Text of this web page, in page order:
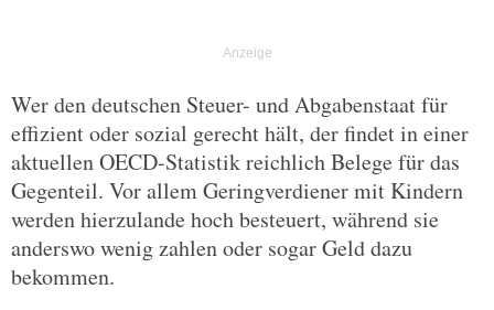
Wer den deutschen Steuer- und Abgabenstaat für
effizient oder sozial gerecht hält, der findet in einer
aktuellen OECD-Statistik reichlich Belege für das
Gegenteil. Vor allem Geringverdiener mit Kindern
werden hierzulande hoch besteuert, während sie
anderswo wenig zahlen oder sogar Geld dazu
bekommen.